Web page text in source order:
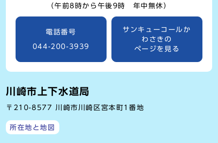
（午前8時から午後9時 年中無休）
電話番号
044-200-3939
サンキューコールか
わさきの
ページを見る
川崎市上下水道局
〒210-8577 川崎市川崎区宮本町1番地
所在地と地図